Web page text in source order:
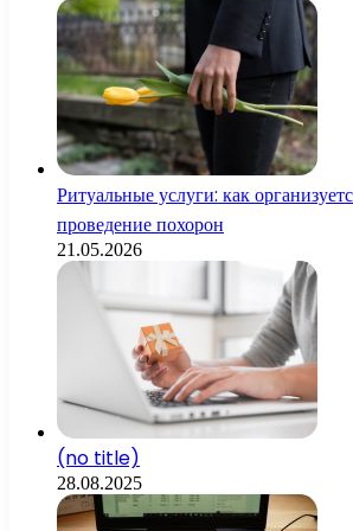
Ритуальные услуги: как
проведение похорон
21.05.2026
(no title)
28.08.2025